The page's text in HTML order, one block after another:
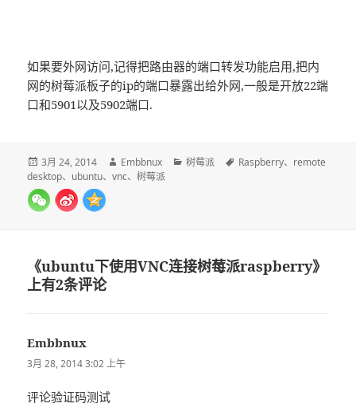
如果要外网访问,记得把路由器的端口转发功能启用,把内
网的树莓派板子的ip的端口暴露出给外网,一般是开放22端
口和5901以及5902端口.
发
布
于
3月 24, 2014
作
者
Embbnux
分
树莓派
标
Raspberry、 remote
desktop、 ubuntu、vnc、树莓派
《ubuntu下使用VNC连接树莓派raspberry》
上有2条评论
Embbnux
道：
3月 28, 2014 3:02 上午
评论验证码测试